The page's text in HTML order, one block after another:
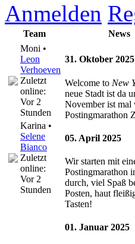
Anmelden
Team
News
Moni •
Leon
Verhoeven
Zuletzt
online:
Vor 2
Stunden
Karina •
Selene
Bianco
Zuletzt
online:
Vor 2
Stunden
31. Oktober 2025
Welcome to New
neue Stadt ist da
November ist mal
Postingmarathon
05. April 2025
Wir starten mit
Postingmarathon
durch, viel Spaß
Posten, haut
Tasten!
01. Januar 2025